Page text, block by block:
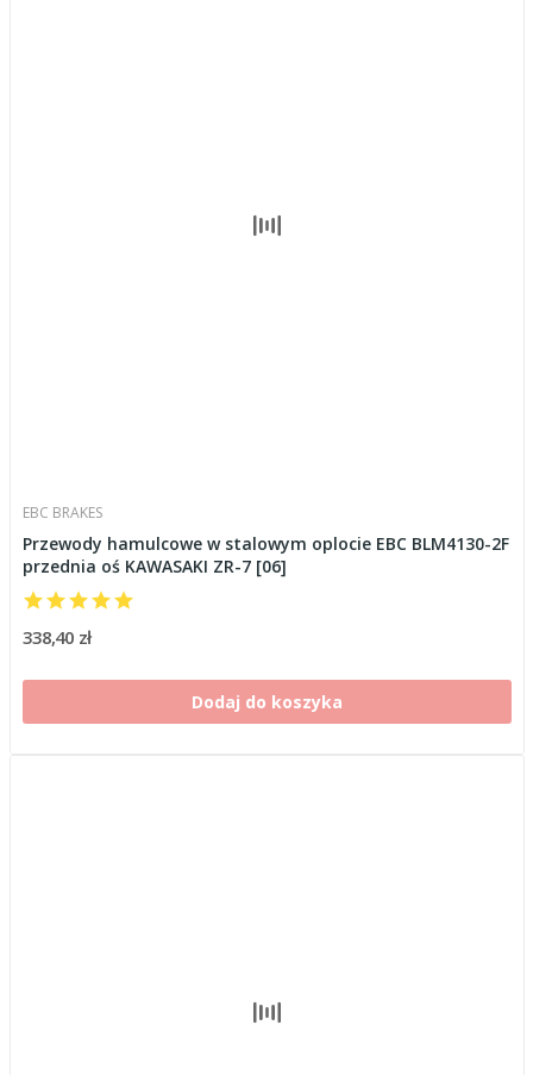
EBC BRAKES
Przewody hamulcowe w stalowym oplocie EBC BLM4130-2F
przednia oś KAWASAKI ZR-7 [06]
338,40 zł
Dodaj do koszyka